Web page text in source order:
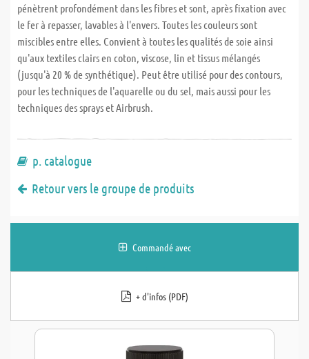
pénètrent profondément dans les fibres et sont, après fixation avec
le fer à repasser, lavables à l'envers. Toutes les couleurs sont
miscibles entre elles. Convient à toutes les qualités de soie ainsi
qu'aux textiles clairs en coton, viscose, lin et tissus mélangés
(jusqu'à 20 % de synthétique). Peut être utilisé pour des contours,
pour les techniques de l'aquarelle ou du sel, mais aussi pour les
techniques des sprays et Airbrush.
p. catalogue
Retour vers le groupe de produits
Commandé avec
+ d'infos (PDF)